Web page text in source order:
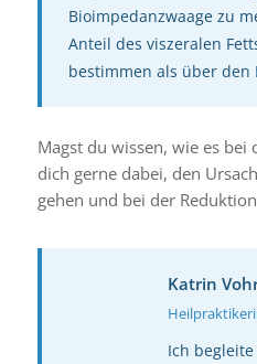
Bioimpedanzwaage zu
Anteil des viszeralen
bestimmen als über den
Magst du wissen, wie es bei
dich gerne dabei, den
gehen und bei der
Katrin
Ich